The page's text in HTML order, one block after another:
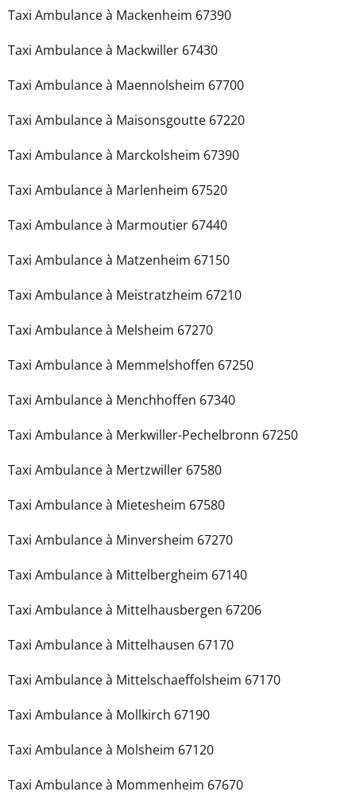
Taxi Ambulance à Mackenheim 67390
Taxi Ambulance à Mackwiller 67430
Taxi Ambulance à Maennolsheim 67700
Taxi Ambulance à Maisonsgoutte 67220
Taxi Ambulance à Marckolsheim 67390
Taxi Ambulance à Marlenheim 67520
Taxi Ambulance à Marmoutier 67440
Taxi Ambulance à Matzenheim 67150
Taxi Ambulance à Meistratzheim 67210
Taxi Ambulance à Melsheim 67270
Taxi Ambulance à Memmelshoffen 67250
Taxi Ambulance à Menchhoffen 67340
Taxi Ambulance à Merkwiller-Pechelbronn 67250
Taxi Ambulance à Mertzwiller 67580
Taxi Ambulance à Mietesheim 67580
Taxi Ambulance à Minversheim 67270
Taxi Ambulance à Mittelbergheim 67140
Taxi Ambulance à Mittelhausbergen 67206
Taxi Ambulance à Mittelhausen 67170
Taxi Ambulance à Mittelschaeffolsheim 67170
Taxi Ambulance à Mollkirch 67190
Taxi Ambulance à Molsheim 67120
Taxi Ambulance à Mommenheim 67670